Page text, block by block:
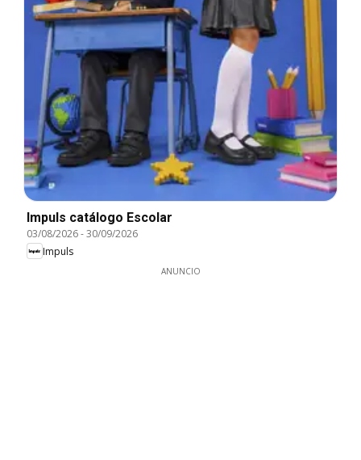
Impuls catálogo Escolar
03/08/2026-30/09/2026
Impuls
ANUNCIO